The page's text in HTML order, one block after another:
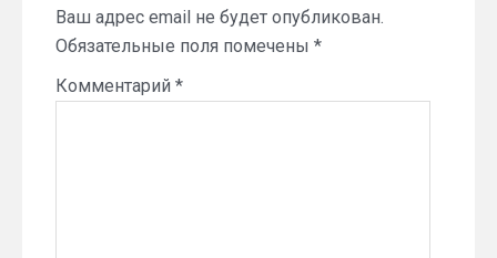
Ваш адрес email не будет опубликован.
Обязательные поля помечены *
Комментарий *